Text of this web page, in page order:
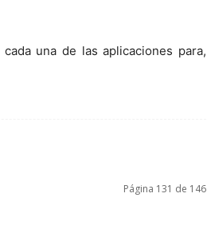
cada una de las aplicaciones para,
Página 131 de 146